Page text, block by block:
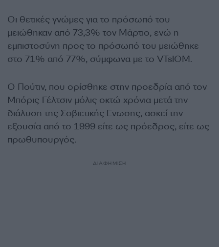
Οι θετικές γνώμες για το πρόσωπό του
μειώθηκαν από 73,3% τον Μάρτιο, ενώ η
εμπιστοσύνη προς το πρόσωπό του μειώθηκε
στο 71% από 77%, σύμφωνα με το VTsIOM.
Ο Πούτιν, που ορίσθηκε στην προεδρία από τον
Μπόρις Γέλτσιν μόλις οκτώ χρόνια μετά την
διάλυση της Σοβιετικής Ενωσης, ασκεί την
εξουσία από το 1999 είτε ως πρόεδρος, είτε ως
πρωθυπουργός.
ΔΙΑΦΗΜΙΣΗ